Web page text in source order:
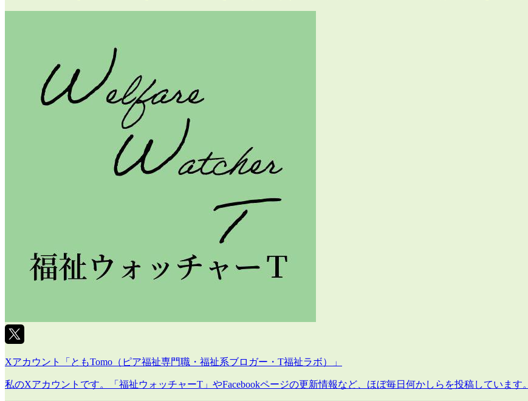
Xアカウント「ともTomo（ピア福祉専門職・福祉系ブロガー・T福祉ラボ）」
私のXアカウントです。「福祉ウォッチャーT」やFacebookページの更新情報など、ほぼ毎日何かしらを投稿しています。